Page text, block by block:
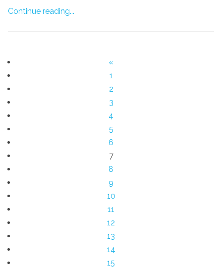
Continue reading...
«
1
2
3
4
5
6
7
8
9
10
11
12
13
14
15